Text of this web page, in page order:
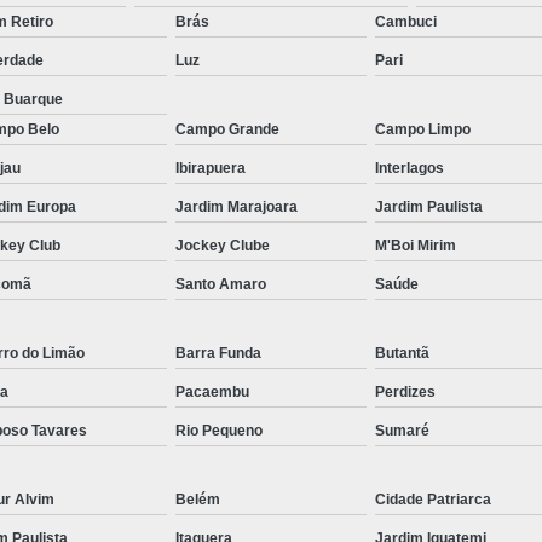
Micropigmentação na Barba ABC
Nano Micropigmentação de Barba
Nano Pigmentação Cabelo Rio
Nano
Nano
Nano
Pigmentação Capilar 3d
Pigmentação Capilar em
Pigmentação de Cabelo
Pigmentação na Careca
Retiro Brás Cambuci
Luz Pari
Buarque
Belo Campo Grande Campo Limpo
Ibirapuera Interlagos
Europa Jardim Marajoara Jardim Paulista
Club Jockey Clube M'Boi Mirim
Santo Amaro Saúde
do Limão Barra Funda Butantã
Pacaembu Perdizes
Tavares Rio Pequeno Sumaré
Alvim Belém Cidade Patriarca
Paulista Itaquera Jardim Iguatemi